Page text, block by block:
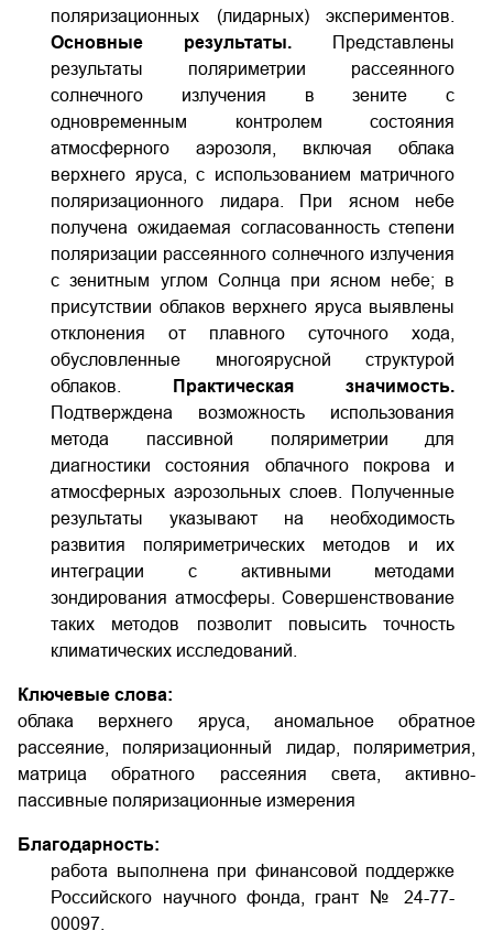
поляризационных (лидарных) экспериментов.
Основные результаты. Представлены
результаты поляриметрии рассеянного
солнечного излучения в зените с
одновременным контролем состояния
атмосферного аэрозоля, включая облака
верхнего яруса, с использованием матричного
поляризационного лидара. При ясном небе
получена ожидаемая согласованность степени
поляризации рассеянного солнечного излучения
с зенитным углом Солнца при ясном небе; в
присутствии облаков верхнего яруса выявлены
отклонения от плавного суточного хода,
обусловленные многоярусной структурой
облаков.
Практическая значимость.
Подтверждена возможность использования
метода пассивной поляриметрии для
диагностики состояния облачного покрова и
атмосферных аэрозольных слоев. Полученные
результаты указывают на необходимость
развития поляриметрических методов и их
интеграции с активными методами
зондирования атмосферы. Совершенствование
таких методов позволит повысить точность
климатических исследований.
Ключевые слова:
облака верхнего яруса, аномальное обратное
рассеяние, поляризационный лидар, поляриметрия,
матрица обратного рассеяния света, активно-
пассивные поляризационные измерения
Благодарность:
работа выполнена при финансовой поддержке
Российского научного фонда, грант №
24-77-
00097.